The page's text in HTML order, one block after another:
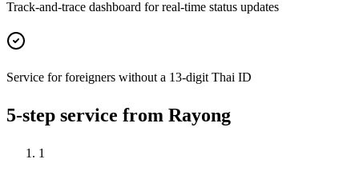
Track-and-trace dashboard for real-time status updates
Service for foreigners without a 13-digit Thai ID
5-step service from Rayong
1